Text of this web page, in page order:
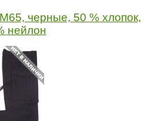
черные, 50 % хлопок,
нейлон